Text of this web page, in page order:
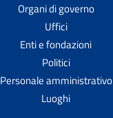
Organi di governo
Uffici
Enti e fondazioni
Politici
Personale amministrativo
Luoghi